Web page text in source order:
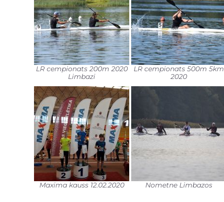
LR cempionats 200m 2020
Limbazi
LR cempionats 500m 5km
2020
Maxima kauss 12.02.2020 Nometne Limbazos